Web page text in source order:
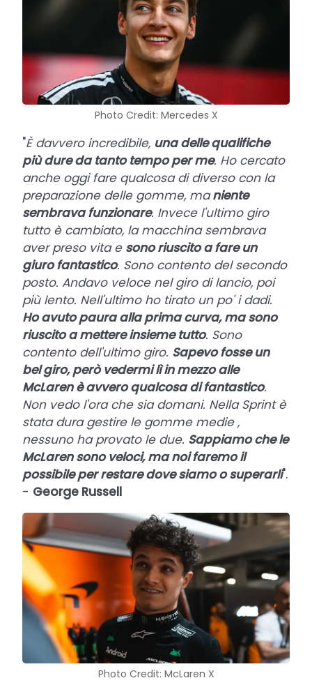
Photo Credit: Mercedes X
"È davvero incredibile, una delle qualifiche
più dure da tanto tempo per me. Ho cercato
anche oggi fare qualcosa di diverso con la
preparazione delle gomme, maniente
sembrava funzionare. Invece l'ultimo giro
tutto è cambiato, la macchina sembrava
aver preso vita e sono riuscito a fare un
giuro fantastico. Sono contento del secondo
posto. Andavo veloce nel giro di lancio, poi
più lento. Nell'ultimo ho tirato un po' i dadi.
Ho avuto paura alla prima curva, ma sono
riuscito a mettere insieme tutto. Sono
contento dell'ultimo giro. Sapevo fosse un
bel giro, però vedermi lì in mezzo alle
McLaren è avvero qualcosa di fantastico.
Non vedo l'ora che sia domani. Nella Sprint è
stata dura gestire le gomme medie ,
nessuno ha provato le due. Sappiamo che le
McLaren sono veloci, ma noi faremo il
possibile per restare dove siamo o superarli".
- George Russell
Photo Credit: McLaren X